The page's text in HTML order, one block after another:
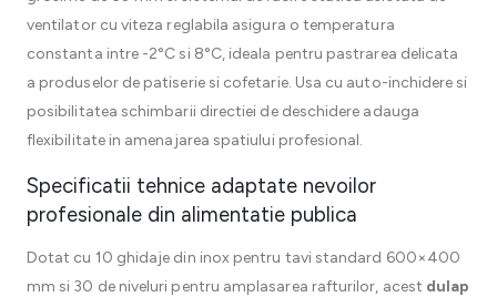
ventilator cu viteza reglabila asigura o temperatura
constanta intre -2°C si 8°C, ideala pentru pastrarea delicata
a produselor de patiserie si cofetarie. Usa cu auto-inchidere si
posibilitatea schimbarii directiei de deschidere adauga
flexibilitate in amenajarea spatiului profesional.
Specificatii tehnice adaptate nevoilor
profesionale din alimentatie publica
Dotat cu 10 ghidaje din inox pentru tavi standard 600×400
mm si 30 de niveluri pentru amplasarea rafturilor, acest dulap